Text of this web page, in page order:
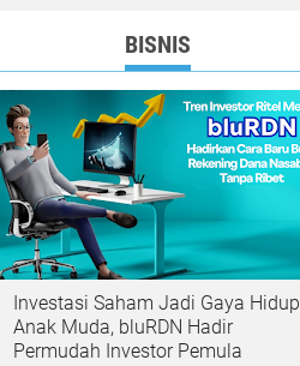
BISNIS
Investasi Saham Jadi Gaya Hidup
Anak Muda, bluRDN Hadir
Permudah Investor Pemula